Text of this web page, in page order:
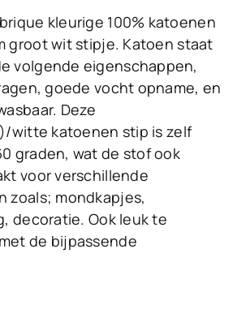
kleurige 100% katoenen
groot wit stipje. Katoen staat
volgende eigenschappen,
goede vocht opname, en
Deze
witte katoenen stip is zelf
graden, wat de stof ook
voor verschillende
zoals; mondkapjes,
decoratie. Ook leuk te
de bijpassende